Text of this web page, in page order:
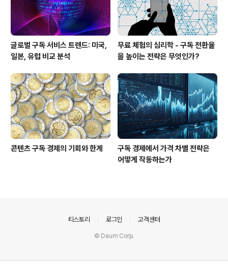
글로벌 구독 서비스 트렌드: 미국,
일본, 유럽 비교 분석
무료 체험의 심리학 - 구독 전환율
을 높이는 전략은 무엇인가?
콘텐츠 구독 경제의 기회와 한계
구독 경제에서 가격 차별 전략은
어떻게 작동하는가
티스토리 로그인 고객센터
© Daum Corp.